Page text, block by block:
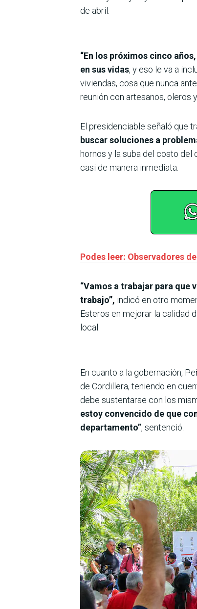
de abril.
“En los próximos cinco
en sus vidas, y eso le va a
viviendas, cosa que nunca
reunión con artesanos, oleros
El presidenciable señaló que
buscar soluciones a
hornos y la suba del costo del
casi de manera inmediata.
Podes leer: Observadores
“Vamos a trabajar para que
trabajo”, indicó en otro
Esteros en mejorar la calidad
local.
En cuanto a la gobernación,
de Cordillera, teniendo en
debe sustentarse con los
estoy convencido de que
departamento”, sentenció.